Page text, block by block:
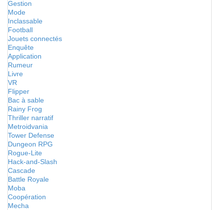
Gestion
Mode
Inclassable
Football
Jouets connectés
Enquête
Application
Rumeur
Livre
VR
Flipper
Bac à sable
Rainy Frog
Thriller narratif
Metroidvania
Tower Defense
Dungeon RPG
Rogue-Lite
Hack-and-Slash
Cascade
Battle Royale
Moba
Coopération
Mecha